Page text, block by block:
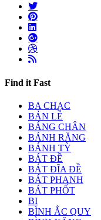
Find it Fast
BA CHẠC
BẢN LỀ
BÁNG CHÂN
BÁNH RĂNG
BÁNH TỲ
BÁT ĐỀ
BÁT ĐĨA ĐỀ
BÁT PHANH
BÁT PHỐT
BI
BÌNH ẮC QUY